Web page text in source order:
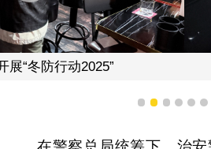
治安警察局持续开
1 2 3 4 5 6